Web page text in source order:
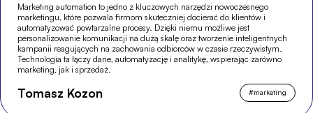
Marketing automation to jedno z kluczowych narzędzi nowoczesnego
marketingu, które pozwala firmom skuteczniej docierać do klientów i
automatyzować powtarzalne procesy. Dzięki niemu możliwe jest
personalizowanie komunikacji na dużą skalę oraz tworzenie inteligentnych
kampanii reagujących na zachowania odbiorców w czasie rzeczywistym.
Technologia ta łączy dane, automatyzację i analitykę, wspierając zarówno
marketing, jak i sprzedaż.
Tomasz Kozon #marketing